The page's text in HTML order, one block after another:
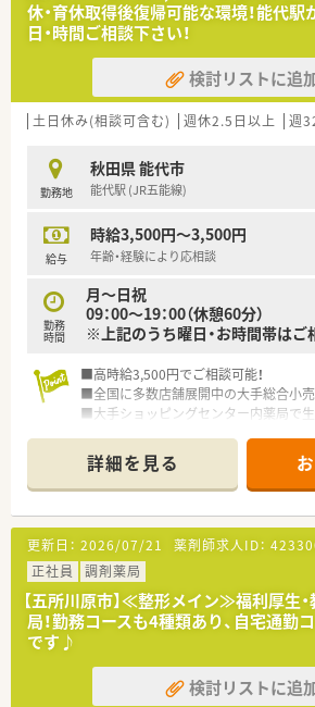
休・育休取得後復帰可能な環境！能代
日・時間ご相談下さい！
検討リストに追
土日休み(相談可含む) 週休2.5日以上 週
勤務地
秋田県 能代市
能代駅 (JR五能線)
給与
時給3,500円～3,500円
年齢・経験により応相談
勤務
時間
月～日祝
09：00～19：00（休憩60分）
※上記のうち曜日・お時間帯はご
■高時給3,500円でご相談可能！
■全国に多数店舗展開中の大手総合小売
■大手ショッピングセンター内薬局で
■それぞれのレベルに合った研修・教育
支援してくれます。
詳細を見る
更新日： 2026/07/21 薬剤師求人ID：
正社員
調剤薬局
【五所川原市】≪整形メイン≫福利厚生
局！勤務コースも4種類あり、自宅通勤
です♪
検討リストに追